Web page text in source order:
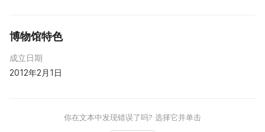
博物馆特色
成立日期
2012年2月1日
你在文本中发现错误了吗? 选择它并单击